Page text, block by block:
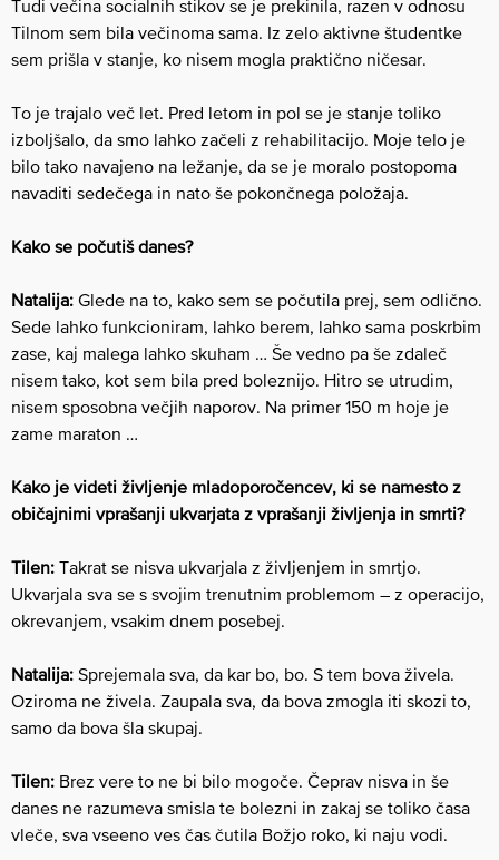
Tudi večina socialnih stikov se je prekinila, razen v odnosu
Tilnom sem bila večinoma sama. Iz zelo aktivne študentke
sem prišla v stanje, ko nisem mogla praktično ničesar.
To je trajalo več let. Pred letom in pol se je stanje toliko
izboljšalo, da smo lahko začeli z rehabilitacijo. Moje telo je
bilo tako navajeno na ležanje, da se je moralo postopoma
navaditi sedečega in nato še pokončnega položaja.
Kako se počutiš danes?
Natalija: Glede na to, kako sem se počutila prej, sem odlično.
Sede lahko funkcioniram, lahko berem, lahko sama poskrbim
zase, kaj malega lahko skuham … Še vedno pa še zdaleč
nisem tako, kot sem bila pred boleznijo. Hitro se utrudim,
nisem sposobna večjih naporov. Na primer 150 m hoje je
zame maraton …
Kako je videti življenje mladoporočencev, ki se namesto z
običajnimi vprašanji ukvarjata z vprašanji življenja in smrti?
Tilen: Takrat se nisva ukvarjala z življenjem in smrtjo.
Ukvarjala sva se s svojim trenutnim problemom – z operacijo,
okrevanjem, vsakim dnem posebej.
Natalija: Sprejemala sva, da kar bo, bo. S tem bova živela.
Oziroma ne živela. Zaupala sva, da bova zmogla iti skozi to,
samo da bova šla skupaj.
Tilen: Brez vere to ne bi bilo mogoče. Čeprav nisva in še
danes ne razumeva smisla te bolezni in zakaj se toliko časa
vleče, sva vseeno ves čas čutila Božjo roko, ki naju vodi.